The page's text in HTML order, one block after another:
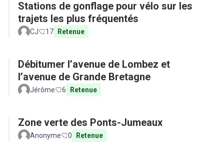
Stations de gonflage pour vélo sur les
trajets les plus fréquentés
CJ 17 Retenue
Débitumer l’avenue de Lombez et
l’avenue de Grande Bretagne
Jérôme 6 Retenue
Zone verte des Ponts-Jumeaux
Anonyme 0 Retenue